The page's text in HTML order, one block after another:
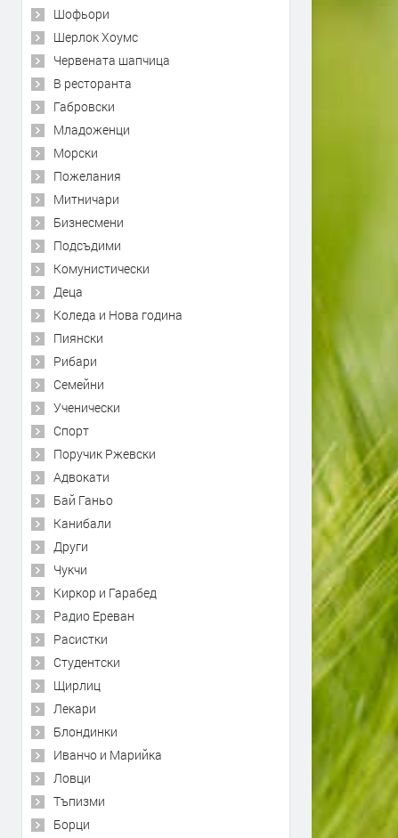
Шофьори
Шерлок Хоумс
Червената шапчица
В ресторанта
Габровски
Младоженци
Морски
Пожелания
Митничари
Бизнесмени
Подсъдими
Комунистически
Деца
Коледа и Нова година
Пиянски
Рибари
Семейни
Ученически
Спорт
Поручик Ржевски
Адвокати
Бай Ганьо
Канибали
Други
Чукчи
Киркор и Гарабед
Радио Ереван
Расистки
Студентски
Щирлиц
Лекари
Блондинки
Иванчо и Марийка
Ловци
Тъпизми
Борци